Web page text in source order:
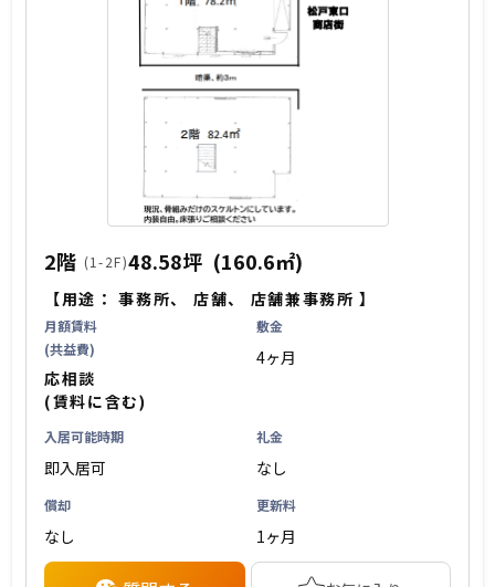
2階 (1-2F)48.58坪 (160.6㎡)
【用途：事務所、 店舗、 店舗兼事務所 】
月額賃料
(共益費)
応相談
(賃料に含む)
敷金
4ヶ月
入居可能時期
即入居可
礼金
なし
償却
なし
更新料
1ヶ月